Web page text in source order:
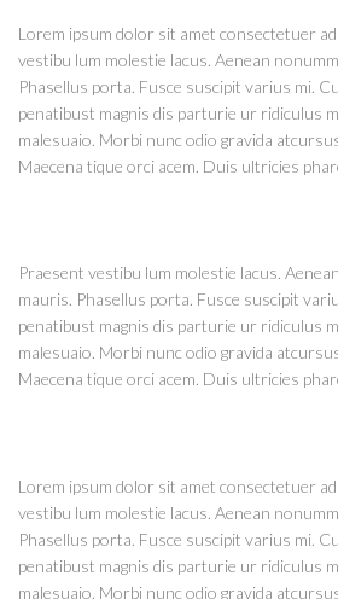
Lorem ipsum dolor sit amet consectetuer
vestibu lum molestie lacus. Aenean
Phasellus porta. Fusce suscipit varius mi.
penatibust magnis dis parturie ur ridiculus
malesuaio. Morbi nunc odio gravida
Maecena tique orci acem. Duis ultricies
Praesent vestibu lum molestie lacus.
mauris. Phasellus porta. Fusce suscipit
penatibust magnis dis parturie ur ridiculus
malesuaio. Morbi nunc odio gravida
Maecena tique orci acem. Duis ultricies
Lorem ipsum dolor sit amet consectetuer
vestibu lum molestie lacus. Aenean
Phasellus porta. Fusce suscipit varius mi.
penatibust magnis dis parturie ur ridiculus
malesuaio. Morbi nunc odio gravida